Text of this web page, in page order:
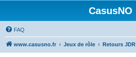
CasusNO
FAQ
www.casusno.fr Jeux de rôle Retours JDR